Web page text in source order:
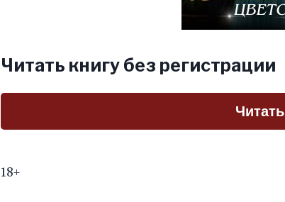
Читать книгу без регистрации
Читать
18+